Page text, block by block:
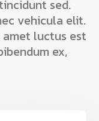
sed.
vehicula elit.
luctus est
ex,